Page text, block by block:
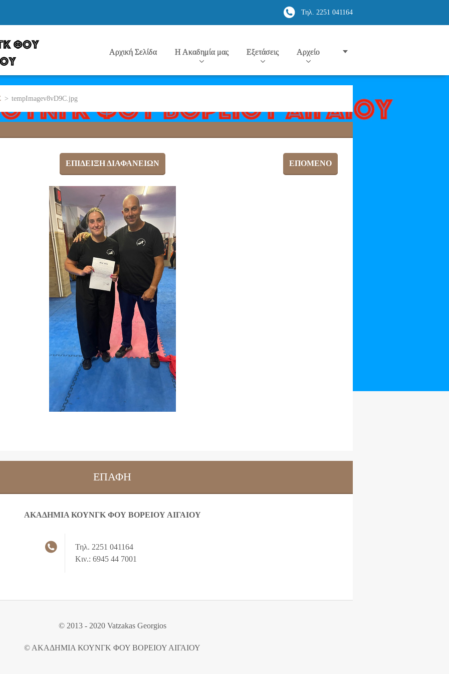
Τηλ. 2251 041164
Αρχική Σελίδα Η Ακαδημία μας Εξετάσεις Αρχείο
> tempImagev8vD9C.jpg
ΕΠΊΔΕΙΞΗ ΔΙΑΦΑΝΕΙΏΝ ΕΠΌΜΕΝΟ
ΕΠΑΦΉ
ΑΚΑΔΗΜΙΑ ΚΟΥΝΓΚ ΦΟΥ ΒΟΡΕΙΟΥ ΑΙΓΑΙΟΥ
Τηλ. 2251 041164
Κιν.: 6945 44 7001
© 2013 - 2020 Vatzakas Georgios
© ΑΚΑΔΗΜΙΑ ΚΟΥΝΓΚ ΦΟΥ ΒΟΡΕΙΟΥ ΑΙΓΑΙΟΥ